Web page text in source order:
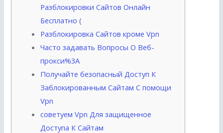
Разблокировки Сайтов Онлайн
Бесплатно (
Разблокировка Сайтов кроме Vpn
Часто задавать Вопросы О Веб-
прокси%3A
Получайте безопасный Доступ К
Заблокированным Сайтам С помощи
Vpn
советуем Vpn Для защищенное
Доступа К Сайтам